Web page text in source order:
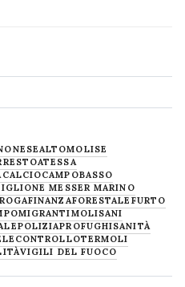
ALTOMOLISE
ATESSA
CALCIOCAMPOBASSO
MESSER MARINO
FINANZAFORESTALE FURTO
MIGRANTIMOLISANI
POLIZIAPROFUGHISANITÀ
TERMOLI
VIGILI DEL FUOCO